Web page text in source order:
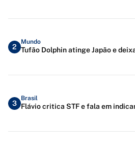
2
Mundo
Tufão Dolphin atinge Japão e
3
Brasil
Flávio critica STF e fala em